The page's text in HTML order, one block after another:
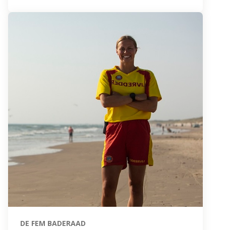
DE FEM BADERAAD